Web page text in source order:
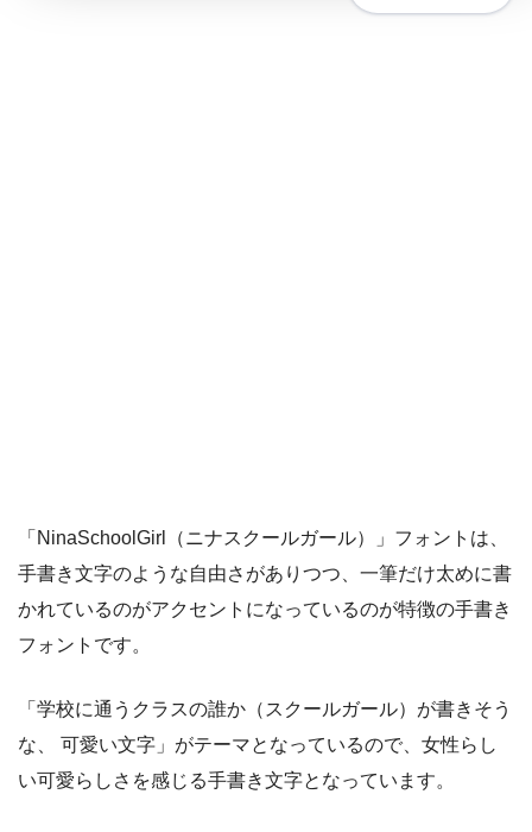
「NinaSchoolGirl（ニナスクールガール）」フォントは、
手書き文字のような自由さがありつつ、一筆だけ太めに書
かれているのがアクセントになっているのが特徴の手書き
フォントです。
「学校に通うクラスの誰か（スクールガール）が書きそう
な、 可愛い文字」がテーマとなっているので、女性らし
い可愛らしさを感じる手書き文字となっています。